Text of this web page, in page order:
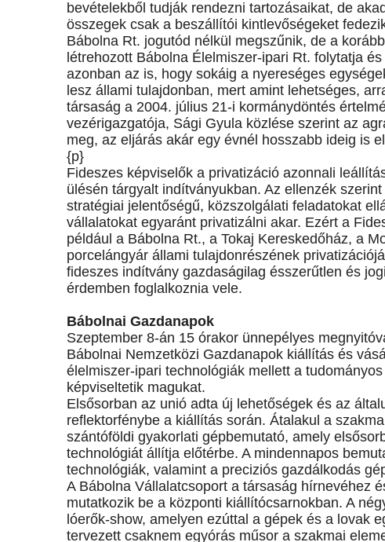
bevételekből tudják rendezni tartozásaikat, de
összegek csak a beszállítói kintlevőségeket
Bábolna Rt. jogutód nélkül megszűnik, de a
létrehozott Bábolna Élelmiszer-ipari Rt. folytatja
azonban az is, hogy sokáig a nyereséges
lesz állami tulajdonban, mert amint lehetséges,
társaság a 2004. július 21-i kormánydöntés
vezérigazgatója, Sági Gyula közlése szerint az
meg, az eljárás akár egy évnél hosszabb ideig is
{p}
Fideszes képviselők a privatizáció azonnali
ülésén tárgyalt indítványukban. Az ellenzék
stratégiai jelentőségű, közszolgálati feladatokat
vállalatokat egyaránt privatizálni akar. Ezért a
például a Bábolna Rt., a Tokaj Kereskedőház, a
porcelángyár állami tulajdonrészének
fideszes indítvány gazdaságilag ésszerűtlen és
érdemben foglalkoznia vele.
Bábolnai Gazdanapok
Szeptember 8-án 15 órakor ünnepélyes
Bábolnai Nemzetközi Gazdanapok kiállítás és
élelmiszer-ipari technológiák mellett a
képviseltetik magukat.
Elsősorban az unió adta új lehetőségek és az
reflektorfénybe a kiállítás során. Átalakul a
szántóföldi gyakorlati gépbemutató, amely
technológiát állítja előtérbe. A mindennapos
technológiák, valamint a preciziós gazdálkodás
A Bábolna Vállalatcsoport a társaság hírnevéhez
mutatkozik be a központi kiállítócsarnokban. A
lóerők-show, amelyen ezúttal a gépek és a lovak
tervezett csaknem egyórás műsor a szakmai